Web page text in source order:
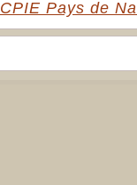
Pays de